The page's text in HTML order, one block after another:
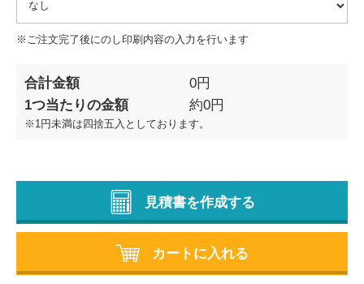
※ご注文完了後にのし印刷内容の入力を行います
合計金額 0円
1つ当たりの金額
約0円
※1円未満は四捨五入としております。
見積書を作成する
カートに入れる